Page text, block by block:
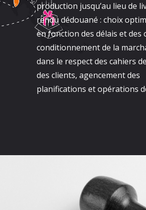
production jusqu’au lieu de
rendu dédouané : choix
en fonction des délais et des
conditionnement de la
dans le respect des cahiers
des clients, agencement des
planifications et opérations